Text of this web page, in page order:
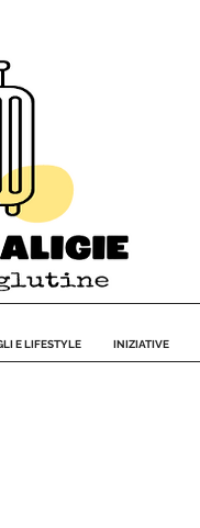
E LIFESTYLE INIZIATIVE